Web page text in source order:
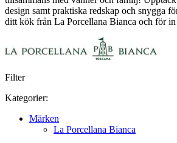
design samt praktiska redskap och snygga
ditt kök från La Porcellana Bianca och för
Filter
Kategorier:
Märken
La Porcellana Bianca